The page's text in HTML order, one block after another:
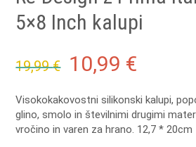
5×8 Inch kalupi
19,99€ Original
price
was:
10,99 €
price
is:
Visokokakovostni silikonski kalupi,
glino, smolo in številnimi drugimi
vročino in varen za hrano. 12,7 * 20cm